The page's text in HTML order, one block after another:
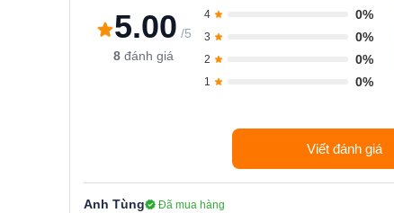
5.00 /5
8 đánh giá
4 0%
3 0%
2 0%
1 0%
Viết đánh giá
Anh Tùng Đã mua hàng